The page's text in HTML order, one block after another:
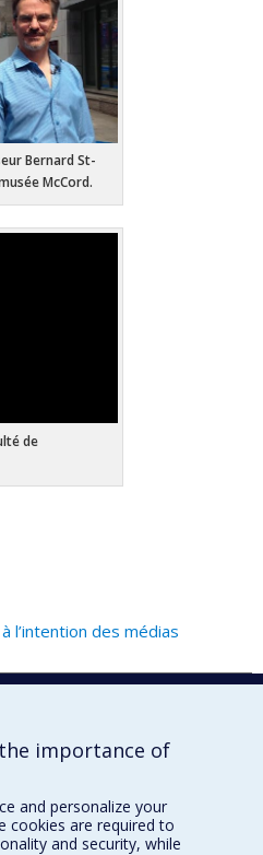
Bernard St-
McCord.
de
l’intention des médias
et d'architecture de
importance of
and personalize your
cookies are required to
and security, while